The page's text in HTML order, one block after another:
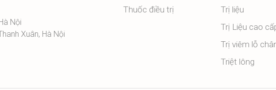
Nội
Xuân, Hà Nội
Thuốc điều trị
Trị liệu
Trị Liệu cao
Trị viêm lỗ
Triệt lông